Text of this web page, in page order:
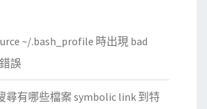
幕
~/.bash_profile 時出現 bad
誤
尋有哪些檔案 symbolic link 到特